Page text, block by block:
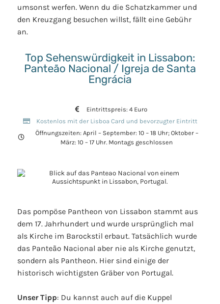
umsonst werfen. Wenn du die Schatzkammer und
den Kreuzgang besuchen willst, fällt eine Gebühr
an.
Top Sehenswürdigkeit in Lissabon:
Panteão Nacional / Igreja de Santa
Engrácia
Eintrittspreis: 4 Euro
Kostenlos mit der Lisboa Card und bevorzugter Eintritt
Öffnungszeiten: April – September: 10 – 18 Uhr; Oktober –
März: 10 – 17 Uhr. Montags geschlossen
Das pompöse Pantheon von Lissabon stammt aus
dem 17. Jahrhundert und wurde ursprünglich mal
als Kirche im Barockstil erbaut. Tatsächlich wurde
das Panteão Nacional aber nie als Kirche genutzt,
sondern als Pantheon. Hier sind einige der
historisch wichtigsten Gräber von Portugal.
Unser Tipp: Du kannst auch auf die Kuppel